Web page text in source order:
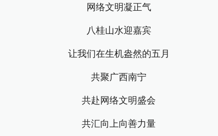
网络文明凝正气
八桂山水迎嘉宾
让我们在生机盎然的五月
共聚广西南宁
共赴网络文明盛会
共汇向上向善力量